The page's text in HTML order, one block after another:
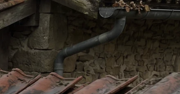
Nettoyage de
toiture 76
Nettoyage et
pose de
gouttière 76
tuile et
76